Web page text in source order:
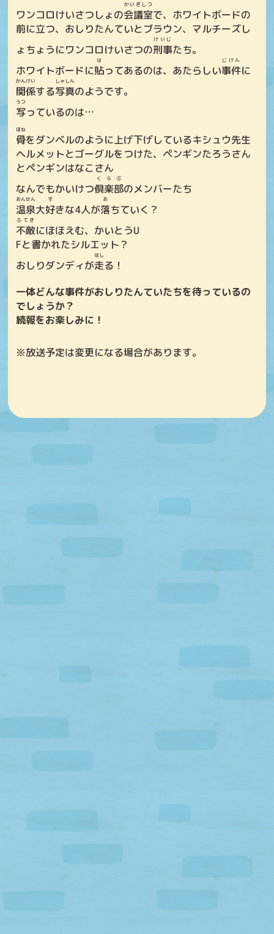
ワンコロけいさつしょの会議室
かいぎしつ
で、ホワイトボードの
前に立つ、おしりたんていとブラウン、マルチーズし
ょちょうにワンコロけいさつの刑事
けいじ
たち。
ホワイトボードに貼
は
ってあるのは、あたらしい事件
じけん
に
関係
かんけい
する写真
しゃしん
のようです。
写
うつ
っているのは…
骨
ほね
をダンベルのように上げ下げしているキシュウ先生
ヘルメットとゴーグルをつけた、ペンギンたろうさん
とペンギンはなこさん
なんでもかいけつ倶楽部
くらぶ
のメンバーたち
温泉
おんせん
大好
す
きな4人が落
お
ちていく？
不敵
ふてき
にほほえむ、かいとうU
Fと書かれたシルエット？
おしりダンディが走
はし
る！
一体どんな事件がおしりたんていたちを待っているの
でしょうか？
続報をお楽しみに！
※放送予定は変更になる場合があります。